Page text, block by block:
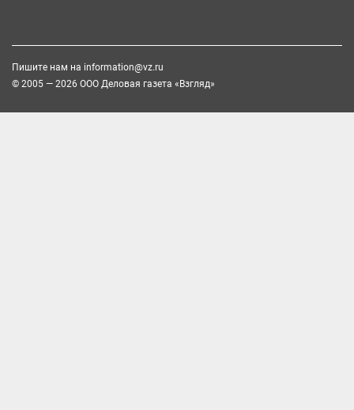
Пишите нам на information@vz.ru
© 2005 — 2026 ООО Деловая газета «Взгляд»